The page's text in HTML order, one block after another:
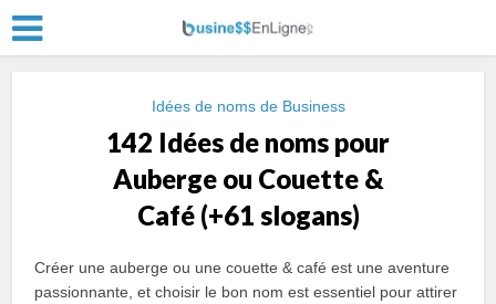
Idées de noms de Business
142 Idées de noms pour
Auberge ou Couette &
Café (+61 slogans)
Créer une auberge ou une couette & café est une aventure
passionnante, et choisir le bon nom est essentiel pour attirer